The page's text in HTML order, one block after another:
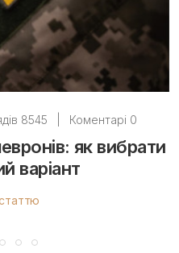
8545 Коментарі 0
як вибрати
варіант